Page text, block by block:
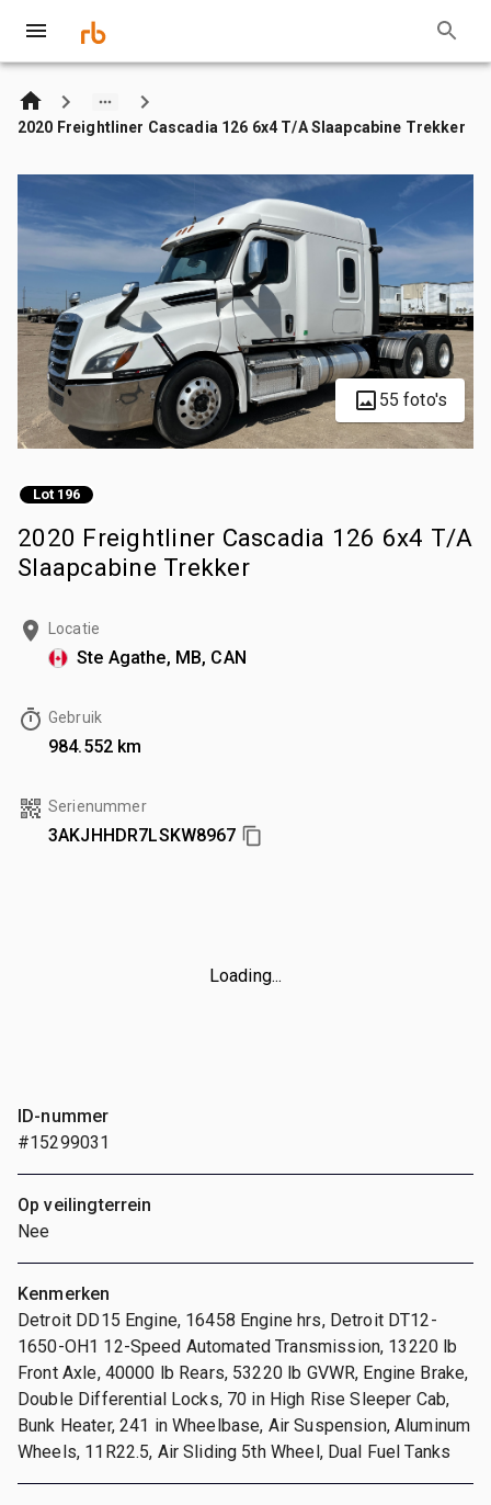
2020 Freightliner Cascadia 126 6x4 T/A Slaapcabine Trekker
55 foto's
Lot 196
2020 Freightliner Cascadia 126 6x4 T/A
Slaapcabine Trekker
Locatie
Ste Agathe, MB, CAN
Gebruik
984.552 km
Serienummer
3AKJHHDR7LSKW8967
Loading...
ID-nummer
#15299031
Op veilingterrein
Nee
Kenmerken
Detroit DD15 Engine, 16458 Engine hrs, Detroit DT12-
1650-OH1 12-Speed Automated Transmission, 13220 lb
Front Axle, 40000 lb Rears, 53220 lb GVWR, Engine Brake,
Double Differential Locks, 70 in High Rise Sleeper Cab,
Bunk Heater, 241 in Wheelbase, Air Suspension, Aluminum
Wheels, 11R22.5, Air Sliding 5th Wheel, Dual Fuel Tanks